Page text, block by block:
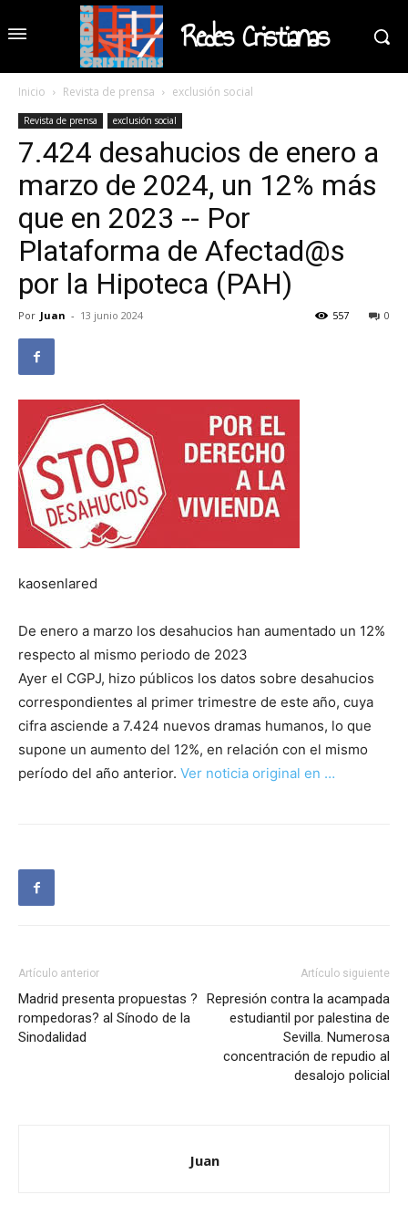
Redes Cristianas
Inicio Revista de prensa exclusión social
Revista de prensa exclusión social
7.424 desahucios de enero a
marzo de 2024, un 12% más
que en 2023 -- Por
Plataforma de Afectad@s
por la Hipoteca (PAH)
Por Juan - 13 junio 2024 0
557
kaosenlared
De enero a marzo los desahucios han aumentado un 12%
respecto al mismo periodo de 2023
Ayer el CGPJ, hizo públicos los datos sobre desahucios
correspondientes al primer trimestre de este año, cuya
cifra asciende a 7.424 nuevos dramas humanos, lo que
supone un aumento del 12%, en relación con el mismo
período del año anterior. Ver noticia original en …
Artículo anterior
Madrid presenta propuestas ?
rompedoras? al Sínodo de la
Sinodalidad
Artículo siguiente
Represión contra la acampada
estudiantil por palestina de
Sevilla. Numerosa
concentración de repudio al
desalojo policial
Juan